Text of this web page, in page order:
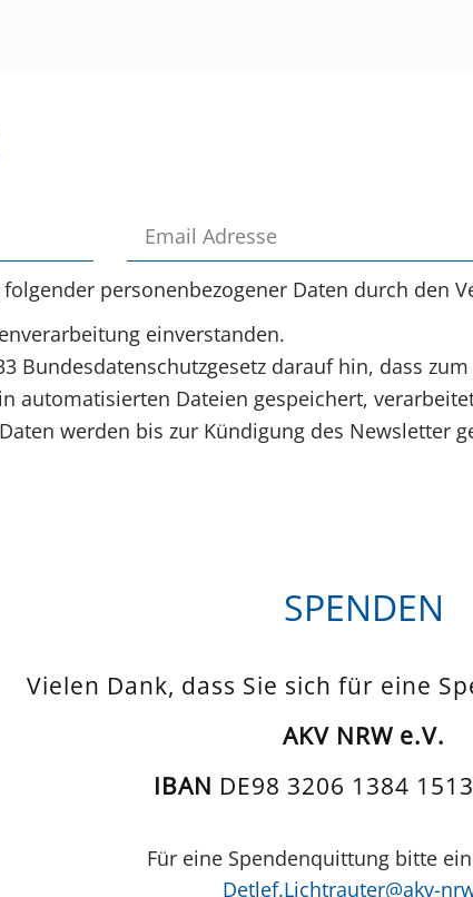
personenbezogener Daten durch den
einverstanden.
Bundesdatenschutzgesetz darauf hin, dass
automatisierten Dateien gespeichert,
werden bis zur Kündigung des Newsletter
SPENDEN
Vielen Dank, dass Sie sich für eine
AKV NRW e.V.
IBAN DE98 3206 1384
Für eine Spendenquittung bitte
Detlef.Lichtrauter@akv-